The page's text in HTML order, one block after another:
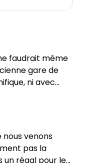
faudrait même
gare de
ni avec
et,
oublier les
des environs,
ici, ou
étoilé... C'est
venons
pas la
un régal pour les